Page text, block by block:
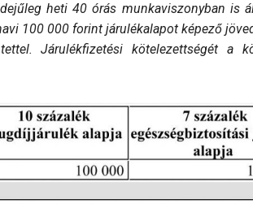
heti 40 órás munka­vi­szonyban is
100 000 forint járulékalapot képező
Járulékfizetési kötelezettségét a